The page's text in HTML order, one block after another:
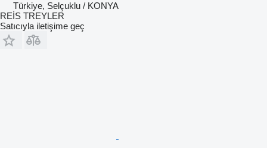
Türkiye, Selçuklu / KONYA
REİS TREYLER
Satıcıyla iletişime geç